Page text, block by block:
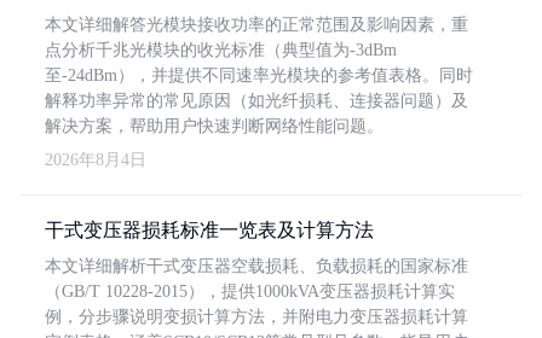
本文详细解答光模块接收功率的正常范围及影响因素，重
点分析千兆光模块的收光标准（典型值为-3dBm
至-24dBm），并提供不同速率光模块的参考值表格。同时
解释功率异常的常见原因（如光纤损耗、连接器问题）及
解决方案，帮助用户快速判断网络性能问题。
2026年8月4日
干式变压器损耗标准一览表及计算方法
本文详细解析干式变压器空载损耗、负载损耗的国家标准
（GB/T 10228-2015），提供1000kVA变压器损耗计算实
例，分步骤说明变损计算方法，并附电力变压器损耗计算